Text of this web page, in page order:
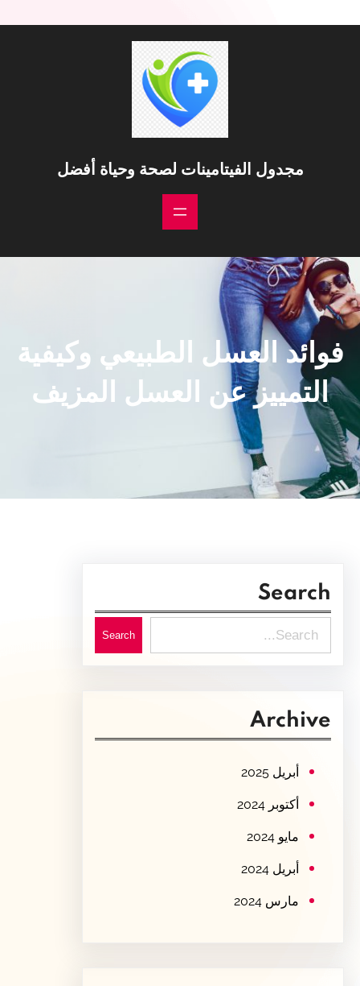
مجدول الفيتامينات لصحة وحياة أفضل
فوائد العسل الطبيعي وكيفية
التمييز عن العسل المزيف
Search
e
c
Search
Archive
أبريل 2025
أكتوبر 2024
مايو 2024
أبريل 2024
مارس 2024